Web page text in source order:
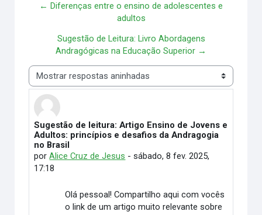
← Diferenças entre o ensino de adolescentes e
adultos
Sugestão de Leitura: Livro Abordagens
Andragógicas na Educação Superior →
Modo de visualização
Sugestão de leitura: Artigo Ensino de Jovens e
Adultos: princípios e desafios da Andragogia
no Brasil
porAlice Cruz de Jesus -sábado, 8 fev. 2025,
17:18
Número de respostas: 0
Olá pessoal! Compartilho aqui com vocês
o link de um artigo muito relevante sobre